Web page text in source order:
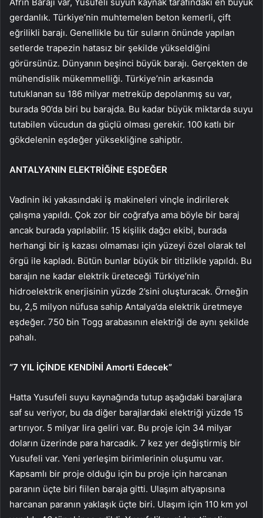
gerdanlık. Türkiye’nin muhtemelen beton kemerli, çift
eğrilikli barajı. Genellikle bu tür suların önünde yapılan
setlerde trapezin hatasız bir şekilde yükseldiğini
görürsünüz. Dünyanın beşinci büyük barajı. Gerçekten de
mühendislik mükemmelliği. Türkiye’nin arkasında
tutuklanan su 186 milyar metreküp depolanmış su var,
burada 90’da biri bu barajda. Bu kadar büyük miktarda suyu
tutabilen vücudun da güçlü olması gerekir. 100 katlı bir
gökdelenin eşdeğer yüksekliğine sahiptir.
ANTALYA’NIN ELEKTRİĞİNE EŞDEĞER
Vadinin iki yakasındaki iş makineleri vinçle indirilerek
çalışma yapıldı. Çok zor bir coğrafya ama böyle bir baraj
ancak burada yapılabilir. 15 kişilik dağcı ekibi, burada
herhangi bir iş kazası olmaması için yüzeyi özel olarak tel
örgü ile kapladı. Bütün bunlar büyük bir titizlikle yapıldı. Bu
barajın ne kadar elektrik üreteceği Türkiye’nin
hidroelektrik enerjisinin yüzde 2’sini oluşturacak. Örneğin
bu, 2,5 milyon nüfusa sahip Antalya’da elektrik üretmeye
eşdeğer. 750 bin Togg arabasının elektriği de aynı şekilde
pahalı.
“7 YIL İÇİNDE KENDİNİ Amorti Edecek”
Hatta Yusufeli suyu kaynağında tutup aşağıdaki barajlara
saf su veriyor, bu da diğer barajlardaki elektriği yüzde 15
artırıyor. 5 milyar lira geliri var. Bu proje için 34 milyar
doların üzerinde para harcadık. 7 kez yer değiştirmiş bir
Yusufeli var. Yeni yerleşim birimlerinin oluşumu var.
Kapsamlı bir proje olduğu için bu proje için harcanan
paranın üçte biri fiilen baraja gitti. Ulaşım altyapısına
harcanan paranın yaklaşık üçte biri. Ulaşım için 110 km yol